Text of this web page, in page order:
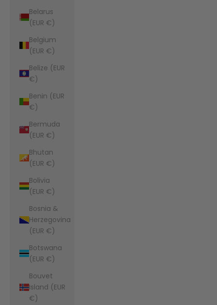
Belarus
(EUR €)
Belgium
(EUR €)
Belize (EUR
€)
Benin (EUR
€)
Bermuda
(EUR €)
Bhutan
(EUR €)
Bolivia
(EUR €)
Bosnia &
Herzegovina
(EUR €)
Botswana
(EUR €)
Bouvet
Island (EUR
€)